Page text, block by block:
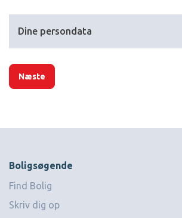
Dine persondata
Næste
Boligsøgende
Find Bolig
Skriv dig op